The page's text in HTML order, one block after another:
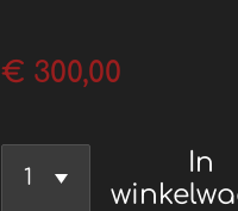
€ 300,00
In